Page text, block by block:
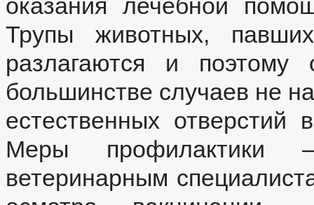
оказания лечебной
Трупы животных,
разлагаются и поэтому
большинстве случаев не
естественных отверстий
Меры профилактики
ветеринарным